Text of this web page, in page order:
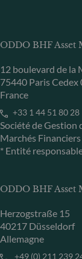
ODDO BHF Asset
12 boulevard de la
75440 Paris Cedex
France
+33 1 44 51 80 28
Société de Gestion
Marchés
* Entité
ODDO BHF Asset
Herzogstraße 15
40217 Düsseldorf
Allemagne
+49 (0) 211 239